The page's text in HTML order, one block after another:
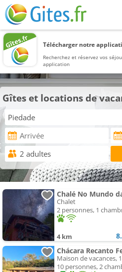
Télécharger notre
Recherchez et réservez vos
application
Gîtes et locations de
Chalé No Mundo
Chalet
2 personnes, 1
4 km
Chácara Recanto
Maison de vacances,
10 personnes, 2